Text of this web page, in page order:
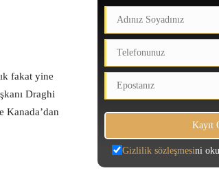
fakat yine
Draghi
Kanada’dan
Gizlilik sözleşmesini